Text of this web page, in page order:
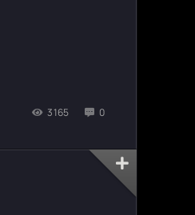
3165 0